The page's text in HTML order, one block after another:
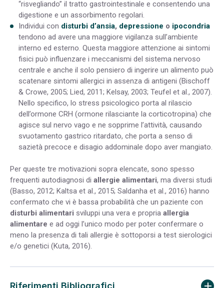
“risvegliando” il tratto gastrointestinale e consentendo una
digestione e un assorbimento regolari.
Individui con disturbi d’ansia, depressione o ipocondria
tendono ad avere una maggiore vigilanza sull’ambiente
interno ed esterno. Questa maggiore attenzione ai sintomi
fisici può influenzare i meccanismi del sistema nervoso
centrale e anche il solo pensiero di ingerire un alimento può
scatenare sintomi allergici in assenza di antigeni (Bischoff
& Crowe, 2005; Lied, 2011; Kelsay, 2003; Teufel et al., 2007).
Nello specifico, lo stress psicologico porta al rilascio
dell’ormone CRH (ormone rilasciante la corticotropina) che
agisce sul nervo vago e ne sopprime l’attività, causando
svuotamento gastrico ritardato, che porta a senso di
sazietà precoce e disagio addominale dopo aver mangiato.
Per queste tre motivazioni sopra elencate, sono spesso
frequenti autodiagnosi di allergie alimentari, ma diversi studi
(Basso, 2012; Kaltsa et al., 2015; Saldanha et al., 2016) hanno
confermato che vi è bassa probabilità che un paziente con
disturbi alimentari sviluppi una vera e propria allergia
alimentare e ad oggi l’unico modo per poter confermare o
meno la presenza di tali allergie è sottoporsi a test sierologici
e/o genetici (Kuta, 2016).
Riferimenti Bibliografici